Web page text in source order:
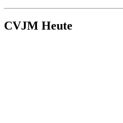
CVJM Heute